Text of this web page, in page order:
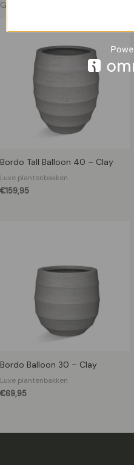
Gerelateerde producten
Bordo Tall Balloon 40 – Clay
Luxe plantenbakken
€159,95
Bordo Balloon 30 – Clay
Luxe plantenbakken
€69,95